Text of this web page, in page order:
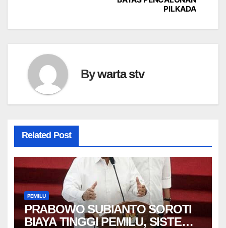
PILKADA
Bywarta stv
Related Post
PEMILU
PRABOWO SUBIANTO SOROTI
BIAYA TINGGI PEMILU, SISTEM